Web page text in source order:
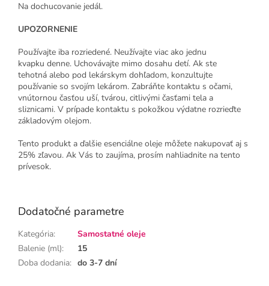
Na dochucovanie jedál.
UPOZORNENIE
Používajte iba rozriedené. Neužívajte viac ako jednu
kvapku denne. Uchovávajte mimo dosahu detí. Ak ste
tehotná alebo pod lekárskym dohľadom, konzultujte
používanie so svojím lekárom. Zabráňte kontaktu s očami,
vnútornou časťou uší, tvárou, citlivými časťami tela a
sliznicami. V prípade kontaktu s pokožkou výdatne rozrieďte
základovým olejom.
Tento produkt a ďalšie esenciálne oleje môžete nakupovať aj s
25% zľavou. Ak Vás to zaujíma, prosím nahliadnite na tento
prívesok.
Dodatočné parametre
Kategória:
Samostatné oleje
Balenie (ml):
15
Doba dodania: do 3-7 dní